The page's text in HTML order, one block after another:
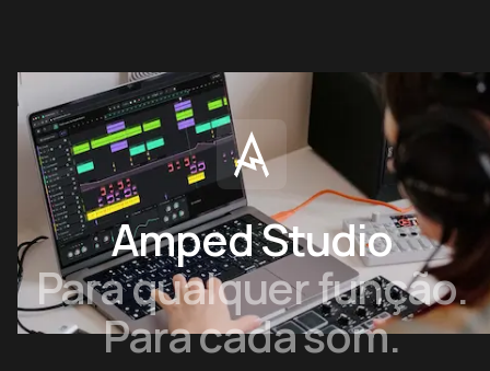
Amped Studio
Para qualquer função.
Para cada som.